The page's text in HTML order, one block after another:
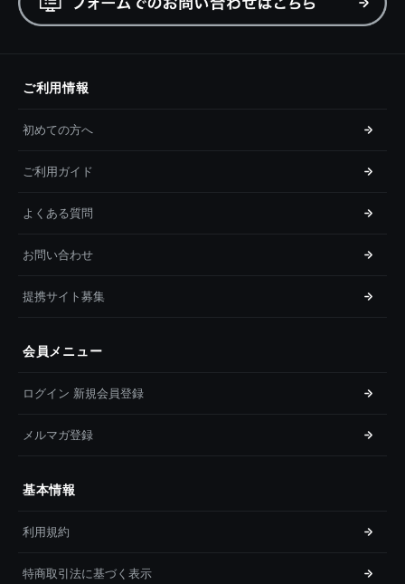
ご利用情報
初めての方へ
ご利用ガイド
よくある質問
お問い合わせ
提携サイト募集
会員メニュー
ログイン 新規会員登録
メルマガ登録
基本情報
利用規約
特商取引法に基づく表示